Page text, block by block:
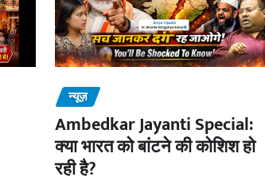
न्यूज़
Ambedkar Jayanti Special:
क्या भारत को बांटने की कोशिश हो
रही है?